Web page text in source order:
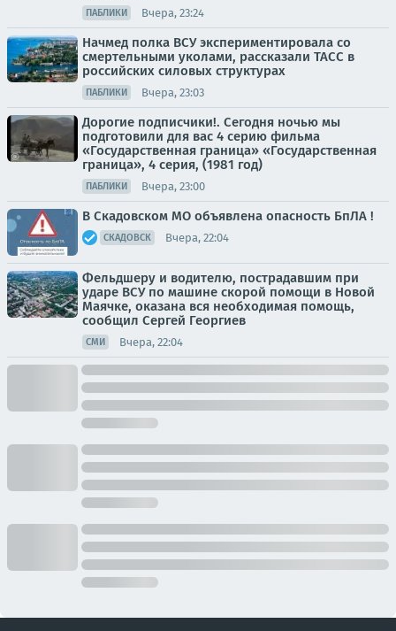
ПАБЛИКИ Вчера, 23:24
Начмед полка ВСУ экспериментировала со
смертельными уколами, рассказали ТАСС в
российских силовых структурах
ПАБЛИКИ Вчера, 23:03
Дорогие подписчики!. Сегодня ночью мы
подготовили для вас 4 серию фильма
«Государственная граница» «Государственная
граница», 4 серия, (1981 год)
ПАБЛИКИ Вчера, 23:00
В Скадовском МО объявлена опасность БпЛА !
СКАДОВСК Вчера, 22:04
Фельдшеру и водителю, пострадавшим при
ударе ВСУ по машине скорой помощи в Новой
Маячке, оказана вся необходимая помощь,
сообщил Сергей Георгиев
СМИ Вчера, 22:04